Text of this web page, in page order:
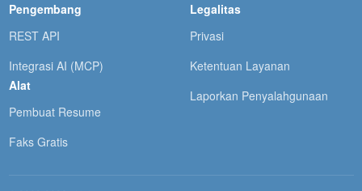
Pengembang
REST API
Integrasi AI (MCP)
Alat
Pembuat Resume
Faks Gratis
Legalitas
Privasi
Ketentuan Layanan
Laporkan Penyalahgunaan